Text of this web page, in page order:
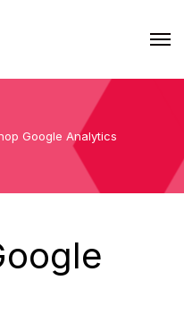
Google Analytics